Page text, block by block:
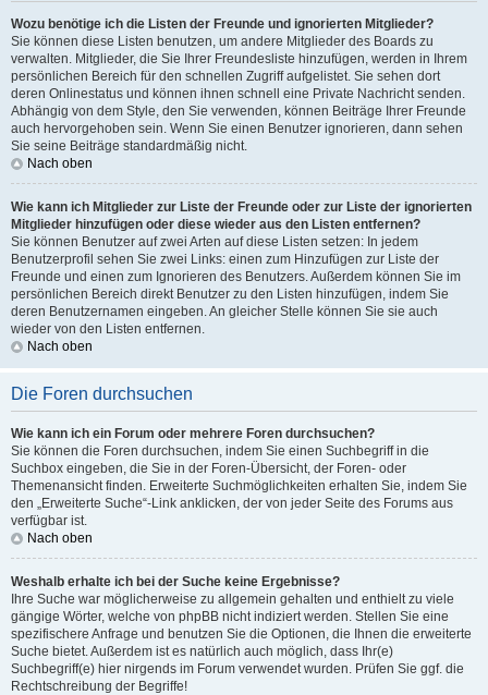
Wozu benötige ich die Listen der Freunde und ignorierten Mitglieder?
Sie können diese Listen benutzen, um andere Mitglieder des Boards zu
verwalten. Mitglieder, die Sie Ihrer Freundesliste hinzufügen, werden in Ihrem
persönlichen Bereich für den schnellen Zugriff aufgelistet. Sie sehen dort
deren Onlinestatus und können ihnen schnell eine Private Nachricht senden.
Abhängig von dem Style, den Sie verwenden, können Beiträge Ihrer Freunde
auch hervorgehoben sein. Wenn Sie einen Benutzer ignorieren, dann sehen
Sie seine Beiträge standardmäßig nicht.
Nach oben
Wie kann ich Mitglieder zur Liste der Freunde oder zur Liste der ignorierten
Mitglieder hinzufügen oder diese wieder aus den Listen entfernen?
Sie können Benutzer auf zwei Arten auf diese Listen setzen: In jedem
Benutzerprofil sehen Sie zwei Links: einen zum Hinzufügen zur Liste der
Freunde und einen zum Ignorieren des Benutzers. Außerdem können Sie im
persönlichen Bereich direkt Benutzer zu den Listen hinzufügen, indem Sie
deren Benutzernamen eingeben. An gleicher Stelle können Sie sie auch
wieder von den Listen entfernen.
Nach oben
Die Foren durchsuchen
Wie kann ich ein Forum oder mehrere Foren durchsuchen?
Sie können die Foren durchsuchen, indem Sie einen Suchbegriff in die
Suchbox eingeben, die Sie in der Foren-Übersicht, der Foren- oder
Themenansicht finden. Erweiterte Suchmöglichkeiten erhalten Sie, indem Sie
den „Erweiterte Suche“-Link anklicken, der von jeder Seite des Forums aus
verfügbar ist.
Nach oben
Weshalb erhalte ich bei der Suche keine Ergebnisse?
Ihre Suche war möglicherweise zu allgemein gehalten und enthielt zu viele
gängige Wörter, welche von phpBB nicht indiziert werden. Stellen Sie eine
spezifischere Anfrage und benutzen Sie die Optionen, die Ihnen die erweiterte
Suche bietet. Außerdem ist es natürlich auch möglich, dass Ihr(e)
Suchbegriff(e) hier nirgends im Forum verwendet wurden. Prüfen Sie ggf. die
Rechtschreibung der Begriffe!